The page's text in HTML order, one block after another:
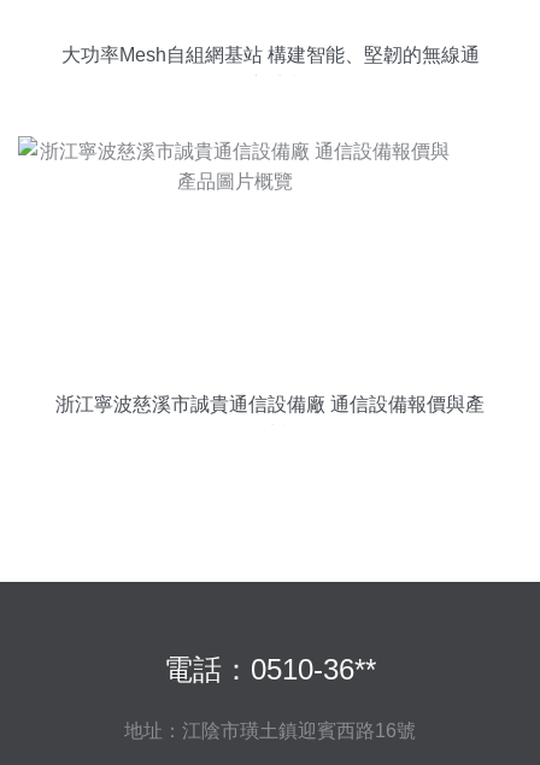
大功率Mesh自組網基站 構建智能、堅韌的無線通
浙江寧波慈溪市誠貴通信設備廠 通信設備報價與產
電話：0510-36**
地址：江陰市璜土鎮迎賓西路16號